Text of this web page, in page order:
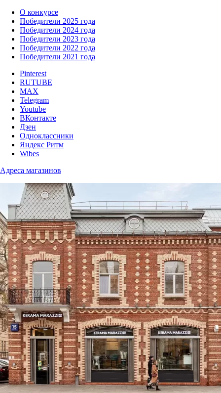
О конкурсе
Победители 2025 года
Победители 2024 года
Победители 2023 года
Победители 2022 года
Победители 2021 года
Pinterest
RUTUBE
MAX
Telegram
Youtube
ВКонтакте
Дзен
Одноклассники
Яндекс Ритм
Wibes
Адреса магазинов